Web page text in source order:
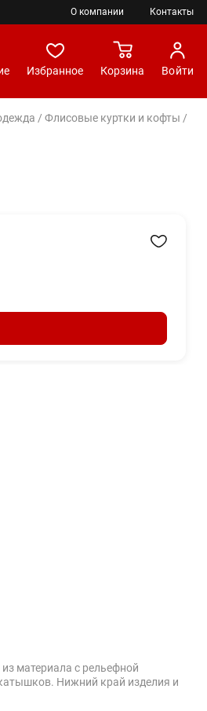
О компании Контакты
Избранное Корзина Войти
/Флисовые куртки и кофты /
материала с рельефной
Нижний край изделия и